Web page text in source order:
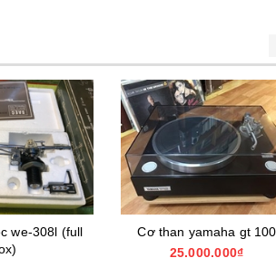
we-308l (full
Cơ than yamaha gt
25.000.000₫